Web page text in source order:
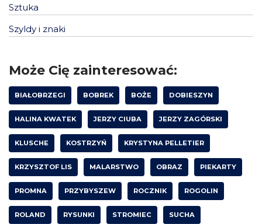
Sztuka
Szyldy i znaki
Może Cię zainteresować:
BIAŁOBRZEGI BOBREK BOŻE DOBIESZYN
HALINA KWATEK JERZY CIUBA JERZY ZAGÓRSKI
KLUSCHE KOSTRZYŃ KRYSTYNA PELLETIER
KRZYSZTOF LIS MALARSTWO OBRAZ PIEKARTY
PROMNA PRZYBYSZEW ROCZNIK ROGOLIN
ROLAND RYSUNKI STROMIEC SUCHA